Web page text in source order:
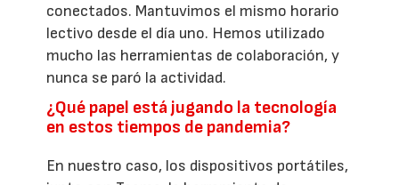
conectados. Mantuvimos el mismo horario
lectivo desde el día uno. Hemos utilizado
mucho las herramientas de colaboración, y
nunca se paró la actividad.
¿Qué papel está jugando la tecnología
en estos tiempos de pandemia?
En nuestro caso, los dispositivos portátiles,